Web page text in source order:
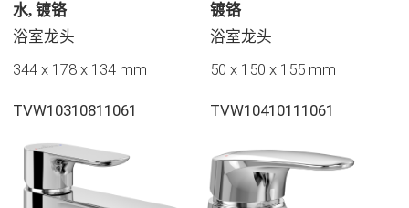
水, 镀铬
浴室龙头
344 x 178 x 134 mm
TVW10310811061
镀铬
浴室龙头
50 x 150 x 155 mm
TVW10410111061